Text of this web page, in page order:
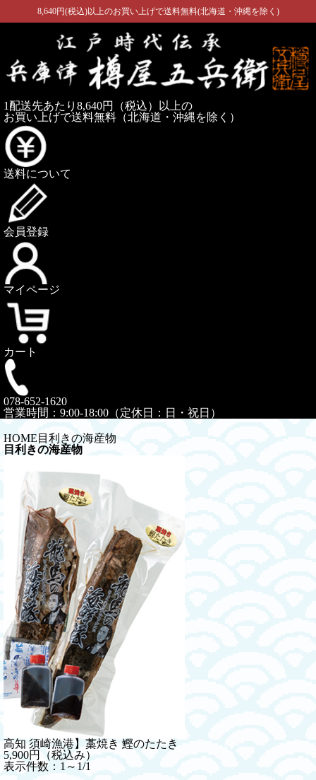
8,640円(税込)以上のお買い上げで送料無料(北海道・沖縄を除く)
1配送先あたり8,640円（税込）以上の
お買い上げで送料無料 （北海道・沖縄を除く）
送料について
会員登録
マイページ
カート
078-652-1620
営業時間：9:00-18:00（定休日：日・祝日）
HOME 目利きの海産物
目利きの海産物
高知 須崎漁港】藁焼き 鰹のたたき
5,900円（税込み）
表示件数：1～1/1